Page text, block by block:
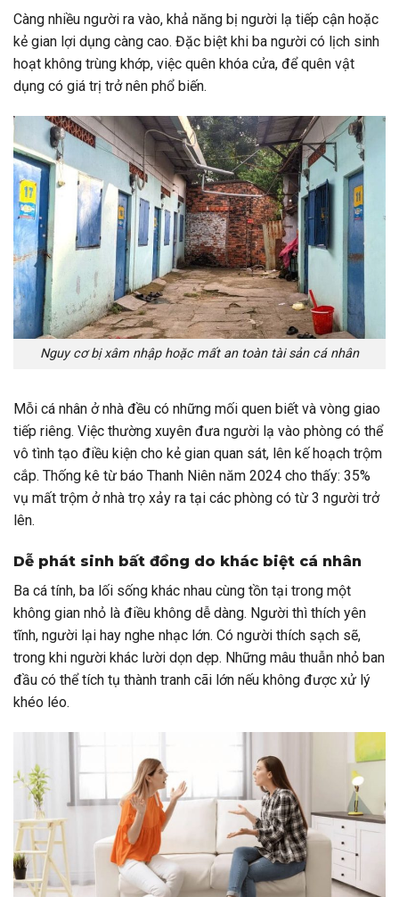
Càng nhiều người ra vào, khả năng bị người lạ tiếp cận hoặc
kẻ gian lợi dụng càng cao. Đặc biệt khi ba người có lịch sinh
hoạt không trùng khớp, việc quên khóa cửa, để quên vật
dụng có giá trị trở nên phổ biến.
Nguy cơ bị xâm nhập hoặc mất an toàn tài sản cá nhân
Mỗi cá nhân ở nhà đều có những mối quen biết và vòng giao
tiếp riêng. Việc thường xuyên đưa người lạ vào phòng có thể
vô tình tạo điều kiện cho kẻ gian quan sát, lên kế hoạch trộm
cắp. Thống kê từ báo Thanh Niên năm 2024 cho thấy: 35%
vụ mất trộm ở nhà trọ xảy ra tại các phòng có từ 3 người trở
lên.
Dễ phát sinh bất đồng do khác biệt cá nhân
Ba cá tính, ba lối sống khác nhau cùng tồn tại trong một
không gian nhỏ là điều không dễ dàng. Người thì thích yên
tĩnh, người lại hay nghe nhạc lớn. Có người thích sạch sẽ,
trong khi người khác lười dọn dẹp. Những mâu thuẫn nhỏ ban
đầu có thể tích tụ thành tranh cãi lớn nếu không được xử lý
khéo léo.